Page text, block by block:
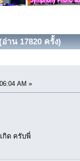
าน 17820 ครั้ง)
AM »
กิด ครับพี่